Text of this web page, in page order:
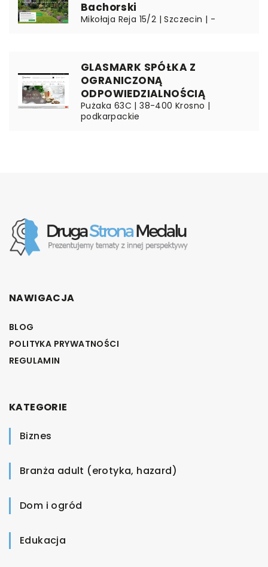
Bachorski
Mikołaja Reja 15/2 | Szczecin | -
GLASMARK SPÓŁKA Z
OGRANICZONĄ
ODPOWIEDZIALNOŚCIĄ
Pużaka 63C | 38-400 Krosno |
podkarpackie
NAWIGACJA
BLOG
POLITYKA PRYWATNOŚCI
REGULAMIN
KATEGORIE
Biznes
Branża adult (erotyka, hazard)
Dom i ogród
Edukacja